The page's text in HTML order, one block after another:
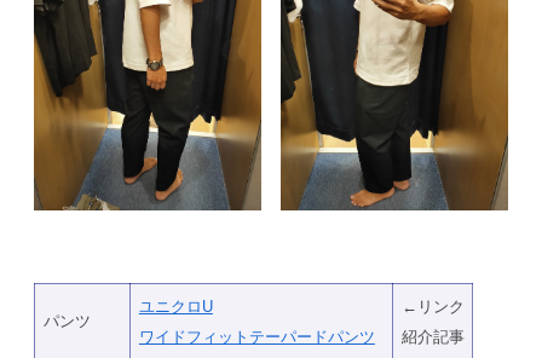
パンツ
ユニクロU
ワイドフィットテーパードパンツ
←リンク
紹介記事